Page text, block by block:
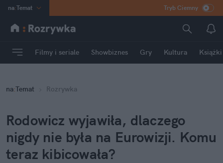
na:Temat
INN Poland
mama
Rozrywka
Tryb Ciemny
Filmy i seriale Showbiznes Gry Kultura Książki
na:Temat Rozrywka
Rodowicz wyjawiła, dlaczego
nigdy nie była na Eurowizji. Komu
teraz kibicowała?